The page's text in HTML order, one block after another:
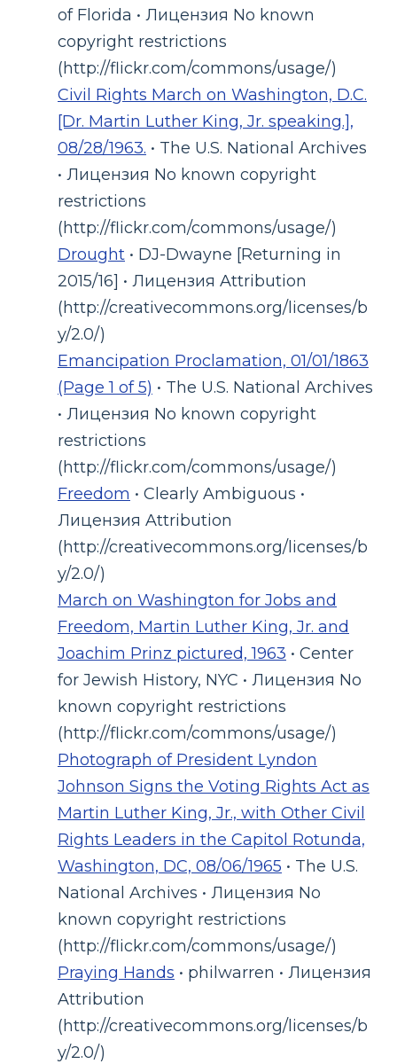
of Florida • Лицензия No known
copyright restrictions
(http://flickr.com/commons/usage/)
Civil Rights March on Washington, D.C.
[Dr. Martin Luther King, Jr. speaking.],
08/28/1963. • The U.S. National Archives
• Лицензия No known copyright
restrictions
(http://flickr.com/commons/usage/)
Drought • DJ-Dwayne [Returning in
2015/16] • Лицензия Attribution
(http://creativecommons.org/licenses/b
y/2.0/)
Emancipation Proclamation, 01/01/1863
(Page 1 of 5) • The U.S. National Archives
• Лицензия No known copyright
restrictions
(http://flickr.com/commons/usage/)
Freedom • Clearly Ambiguous •
Лицензия Attribution
(http://creativecommons.org/licenses/b
y/2.0/)
March on Washington for Jobs and
Freedom, Martin Luther King, Jr. and
Joachim Prinz pictured, 1963 • Center
for Jewish History, NYC • Лицензия No
known copyright restrictions
(http://flickr.com/commons/usage/)
Photograph of President Lyndon
Johnson Signs the Voting Rights Act as
Martin Luther King, Jr., with Other Civil
Rights Leaders in the Capitol Rotunda,
Washington, DC, 08/06/1965 • The U.S.
National Archives • Лицензия No
known copyright restrictions
(http://flickr.com/commons/usage/)
Praying Hands • philwarren • Лицензия
Attribution
(http://creativecommons.org/licenses/b
y/2.0/)